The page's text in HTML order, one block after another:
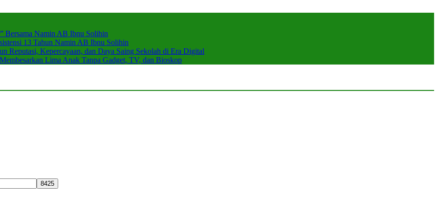
Bersama Namin AB Ibnu Solihin
13 Tahun Namin AB Ibnu Solihin
Reputasi, Kepercayaan, dan Daya Saing Sekolah di Era Digital
Lima Anak Tanpa Gadget, TV, dan Bioskop